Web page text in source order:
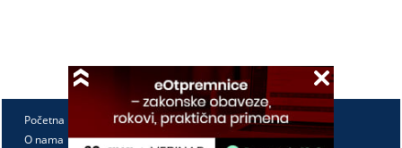
Početna
O nama